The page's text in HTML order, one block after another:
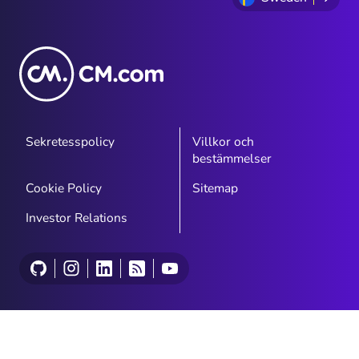
Sekretesspolicy
Villkor och
bestämmelser
Cookie Policy
Sitemap
Investor Relations